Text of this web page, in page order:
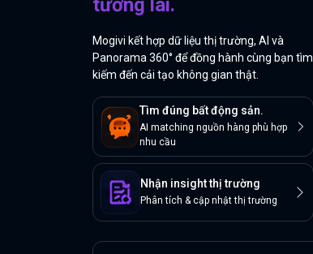
tương lai.
Mogivi kết hợp dữ liệu thị trường, AI và
Panorama 360° để đồng hành cùng bạn tìm
kiếm đến cải tạo không gian thật.
Tìm đúng bất động sản.
AI matching nguồn hàng phù hợp
nhu cầu
Nhận insight thị trường
Phân tích & cập nhật thị trường